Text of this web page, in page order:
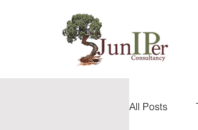
All Posts